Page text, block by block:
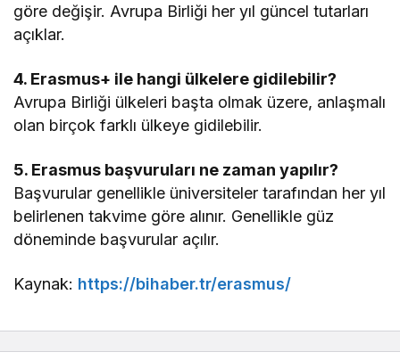
göre değişir. Avrupa Birliği her yıl güncel tutarları
açıklar.
4. Erasmus+ ile hangi ülkelere gidilebilir?
Avrupa Birliği ülkeleri başta olmak üzere, anlaşmalı
olan birçok farklı ülkeye gidilebilir.
5. Erasmus başvuruları ne zaman yapılır?
Başvurular genellikle üniversiteler tarafından her yıl
belirlenen takvime göre alınır. Genellikle güz
döneminde başvurular açılır.
Kaynak: https://bihaber.tr/erasmus/